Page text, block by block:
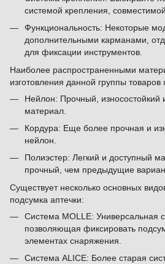
системой крепления,
Функциональность: Некоторые
дополнительными карманами,
для фиксации инструментов.
Наиболее распространенными
изготовления данной группы товаров
Нейлон: Прочный,
материал.
Кордура: Еще более прочная и
нейлон.
Полиэстер: Легкий и доступный
прочный, чем предыдущие
Существует несколько основных
подсумка аптечки:
Система MOLLE: Универсальная
позволяющая фиксировать
элементах снаряжения.
Система ALICE: Более старая